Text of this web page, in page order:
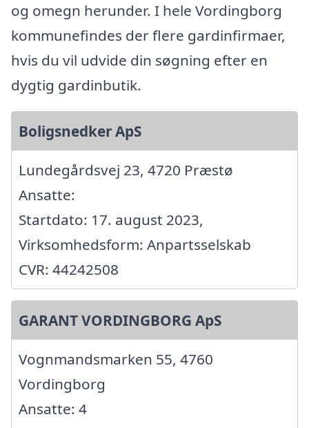
og omegn herunder. I hele Vordingborg
kommunefindes der flere gardinfirmaer,
hvis du vil udvide din søgning efter en
dygtig gardinbutik.
Boligsnedker ApS
Lundegårdsvej 23, 4720 Præstø
Ansatte:
Startdato: 17. august 2023,
Virksomhedsform: Anpartsselskab
CVR: 44242508
GARANT VORDINGBORG ApS
Vognmandsmarken 55, 4760
Vordingborg
Ansatte: 4